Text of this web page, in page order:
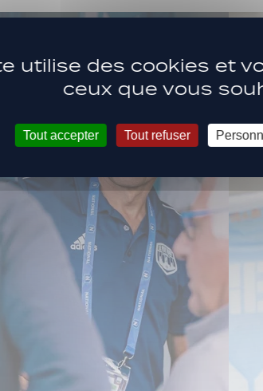
utilise des cookies et
ceux que vous
Tout accepter Tout refuser